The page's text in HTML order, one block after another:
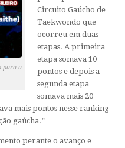
para a
Circuito Gaúcho de
Taekwondo que
ocorreu em duas
etapas. A primeira
etapa somava 10
pontos e depois a
segunda etapa
somava mais 20
mais pontos nesse ranking
gaúcha.”
perante o avanço e